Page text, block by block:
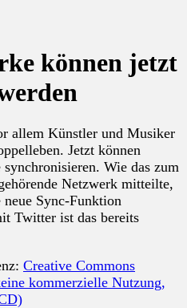
können jetzt
allem Künstler und Musiker
Jetzt können
Wie das zum
Netzwerk mitteilte,
Sync-Funktion
Twitter ist das bereits
Creative Commons
kommerzielle Nutzung,